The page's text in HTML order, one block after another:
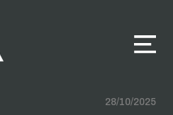
28/10/2025